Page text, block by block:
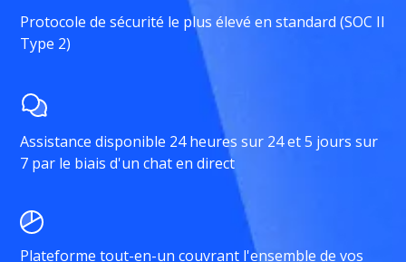
Protocole de sécurité le plus élevé en standard (SOC II
Type 2)
Assistance disponible 24 heures sur 24 et 5 jours sur
7 par le biais d'un chat en direct
Plateforme tout-en-un couvrant l'ensemble de vos